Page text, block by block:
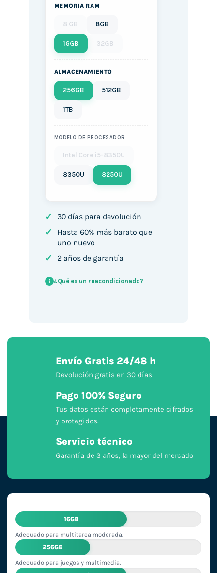
MEMORIA RAM
8 GB 8GB
16GB 32GB
ALMACENAMIENTO
256GB 512GB
1TB
MODELO DE PROCESADOR
Intel Core i5-8350U
8350U 8250U
✓ 30 días para devolución
✓
Hasta 60% más barato que
uno nuevo
✓ 2 años de garantía
i ¿Qué es un reacondicionado?
Envío Gratis 24/48 h
Devolución gratis en 30 días
Pago 100% Seguro
Tus datos están completamente cifrados
y protegidos.
Servicio técnico
Garantía de 3 años, la mayor del mercado
16GB
Adecuado para multitarea moderada.
256GB
Adecuado para juegos y multimedia.